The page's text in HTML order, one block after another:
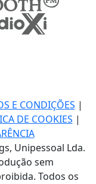
E CONDIÇÕES |
DE COOKIES |
Unipessoal Lda.
sem
Todos os